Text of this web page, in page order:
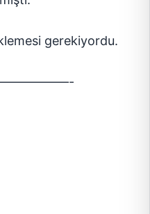
gerekiyordu.